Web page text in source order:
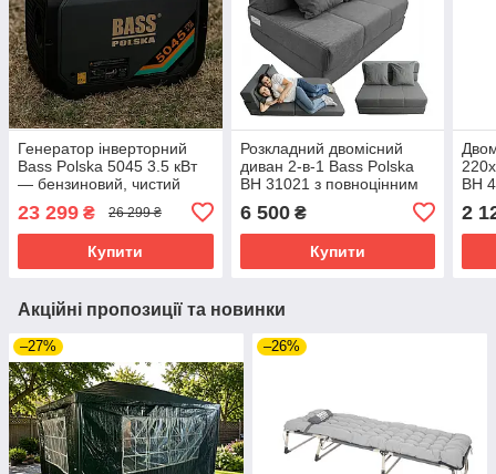
Генератор інверторний
Bass Polska 5045 3.5 кВт
— бензиновий, чистий
техніки
23 299 ₴ 26 299 ₴
Купити
Розкладний двомісний
диван 2-в-1 Bass Polska
BH 31021 з повноцінним
190×100×15 см
6 500₴
Купити
BH
2
Акційні пропозиції та новинки
–27% –26%